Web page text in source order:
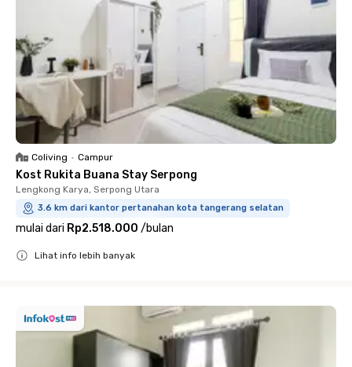
Coliving • Campur
Kost Rukita Buana Stay Serpong
Lengkong Karya, Serpong Utara
3.6 km dari kantor pertanahan kota tangerang selatan
mulai dari Rp2.518.000 /bulan
Lihat info lebih banyak